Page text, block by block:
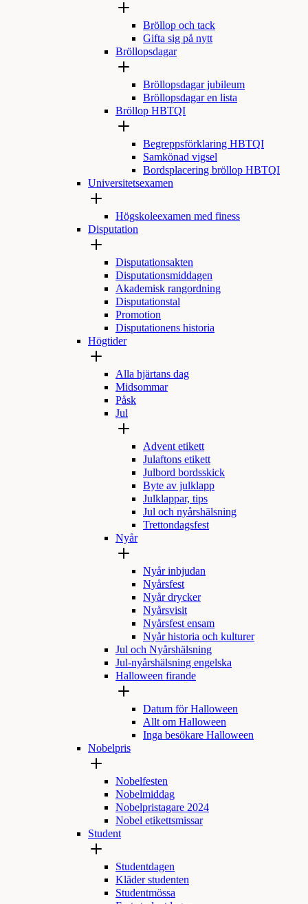
Bröllop och tack
Gifta sig på nytt
Bröllopsdagar
Bröllopsdagar jubileum
Bröllopsdagar en lista
Bröllop HBTQI
Begreppsförklaring HBTQI
Samkönad vigsel
Bordsplacering bröllop HBTQI
Universitetsexamen
Högskoleexamen med finess
Disputation
Disputationsakten
Disputationsmiddagen
Akademisk rangordning
Disputationstal
Promotion
Disputationens historia
Högtider
Alla hjärtans dag
Midsommar
Påsk
Jul
Advent etikett
Julaftons etikett
Julbord bordsskick
Byte av julklapp
Julklappar, tips
Jul och nyårshälsning
Trettondagsfest
Nyår
Nyår inbjudan
Nyårsfest
Nyår drycker
Nyårsvisit
Nyårsfest ensam
Nyår historia och kulturer
Jul och Nyårshälsning
Jul-nyårshälsning engelska
Halloween firande
Datum för Halloween
Allt om Halloween
Inga besökare Halloween
Nobelpris
Nobelfesten
Nobelmiddag
Nobelpristagare 2024
Nobel etikettsmissar
Student
Studentdagen
Kläder studenten
Studentmössa